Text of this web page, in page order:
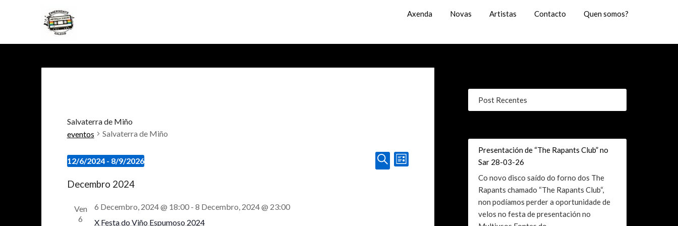
Axenda Novas Artistas Contacto Quen somos?
Salvaterra de Miño
eventos
Salvaterra de Miño
eventos
Navegación
Procurar
Navegación
List
12/6/2024 - 8/9/2026
date.
Decembro 2024
Ven
6
X Festa do Viño Espumoso 2024
6 Decembro, 2024 @ 18:00- 8 Decembro, 2024 @ 23:00
Post Recentes
Presentación de “The Rapants Club” no
Sar 28-03-26
Co novo disco saído do forno dos The
Rapants chamado “The Rapants Club“,
non podíamos perder a oportunidade de
velos no festa de presentación no